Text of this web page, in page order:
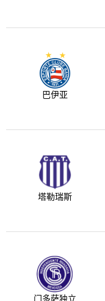
巴伊亚
塔勒瑞斯
门多萨独立